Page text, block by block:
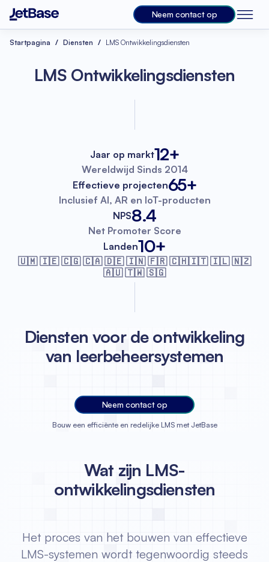
Neem contact op
Startpagina Diensten LMS Ontwikkelingsdiensten
LMS Ontwikkelingsdiensten
Jaar op markt12+
Wereldwijd Sinds 2014
Effectieve projecten65+
Inclusief AI, AR en IoT-producten
NPS8.4
Net Promoter Score
Landen10+
🇺🇲 🇮🇪 🇨🇬 🇨🇦 🇩🇪 🇮🇳 🇫🇷🇨🇭🇮🇹 🇮🇱 🇳🇿
🇦🇺 🇹🇼 🇸🇬
Diensten voor de ontwikkeling
van leerbeheersystemen
Neem contact op
Bouw een efficiënte en redelijke LMS met JetBase
Wat zijn LMS-
ontwikkelingsdiensten
Het proces van het bouwen van effectieve
LMS-systemen wordt tegenwoordig steeds